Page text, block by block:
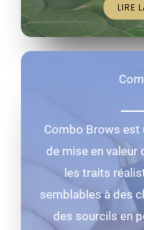
LIRE
Combo Brows est
de mise en
les traits
semblables à des
des sourcils en